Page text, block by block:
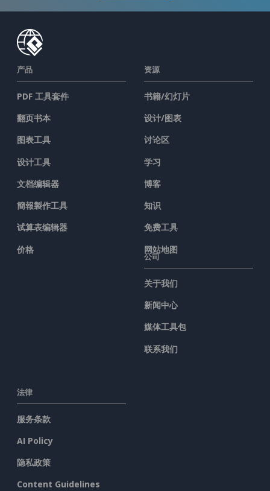
产品
PDF 工具套件
翻页书本
图表工具
设计工具
文档编辑器
簡報製作工具
试算表编辑器
价格
资源
书籍/幻灯片
设计/图表
讨论区
学习
博客
知识
免费工具
网站地图
公司
关于我们
新闻中心
媒体工具包
联系我们
法律
服务条款
AI Policy
隐私政策
Content Guidelines